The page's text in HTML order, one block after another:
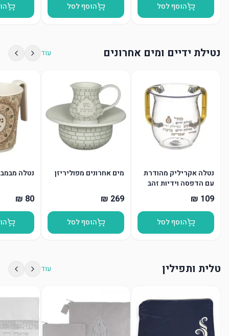
הוסף לסל הוסף לסל
נטילת ידיים ומים אחרונים עוד
נטלה אקריליק מהודרת
עם הדפסה וידיות זהב
הוסף לסל
מים אחרונים מפוליריזן
הוסף לסל
נטלה
טלית ותפילין עוד